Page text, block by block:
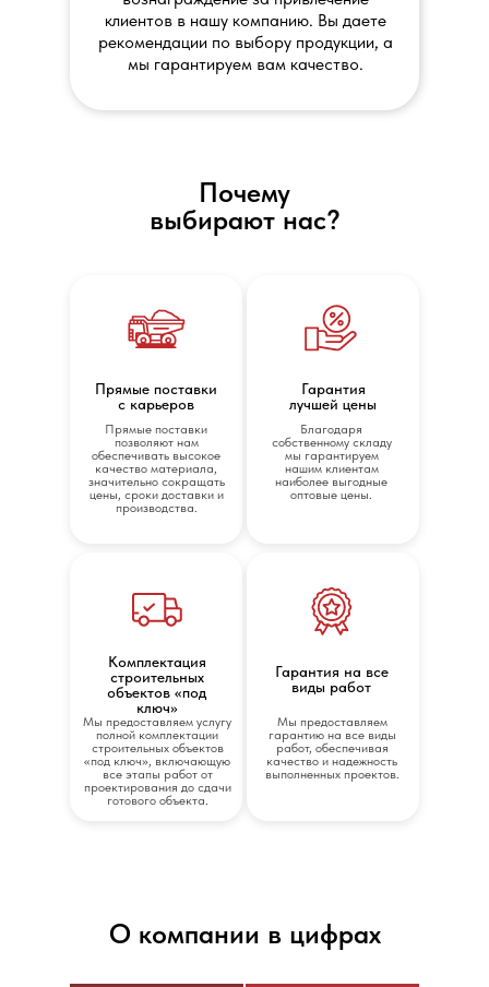
клиентов в нашу компанию. Вы даете
рекомендации по выбору продукции, а
мы гарантируем вам качество.
Почему
выбирают нас?
Прямые поставки
позволяют нам
обеспечивать высокое
качество материала,
значительно сокращать
цены, сроки доставки и
производства.
Благодаря
собственному складу
мы гарантируем
нашим клиентам
наиболее выгодные
оптовые цены.
Мы предоставляем услугу
полной комплектации
строительных объектов
«под ключ», включающую
все этапы работ от
проектирования до сдачи
готового объекта.
Мы предоставляем
гарантию на все виды
работ, обеспечивая
качество и надежность
выполненных проектов.
Прямые поставки
с карьеров
Гарантия
лучшей цены
Комплектация
строительных
объектов «под
ключ»
Гарантия на все
виды работ
О компании в цифрах